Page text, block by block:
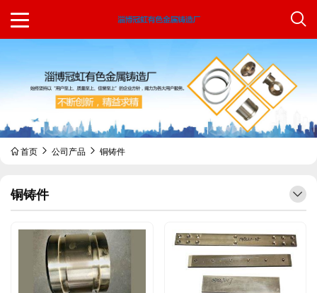
首页 公司产品 铜铸件
铜铸件